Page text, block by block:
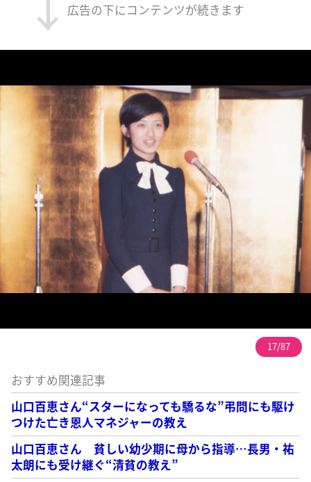
広告の下にコンテンツが続きます
17/87
おすすめ関連記事
山口百恵さん“スターになっても驕るな”弔問にも駆け
つけた亡き恩人マネジャーの教え
山口百恵さん 貧しい幼少期に母から指導…長男・祐
太朗にも受け継ぐ“清貧の教え”